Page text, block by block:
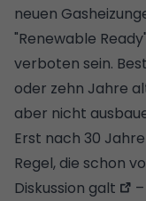
neuen
"Renewable
verboten sein.
oder zehn Jahre
aber nicht
Erst nach 30
Regel, die schon
Diskussion galt